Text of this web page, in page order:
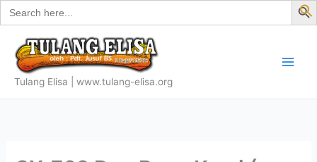
Search
for:
Skip
to
content
Tulang Elisa | www.tulang-elisa.org